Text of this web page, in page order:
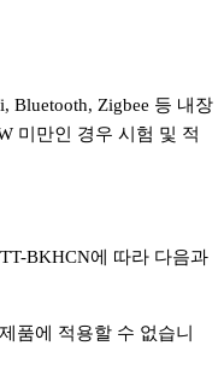
Bluetooth, Zigbee 등 내장
미만인 경우 시험 및 적
BKHCN에 따라 다음과
품에 적용할 수 없습니